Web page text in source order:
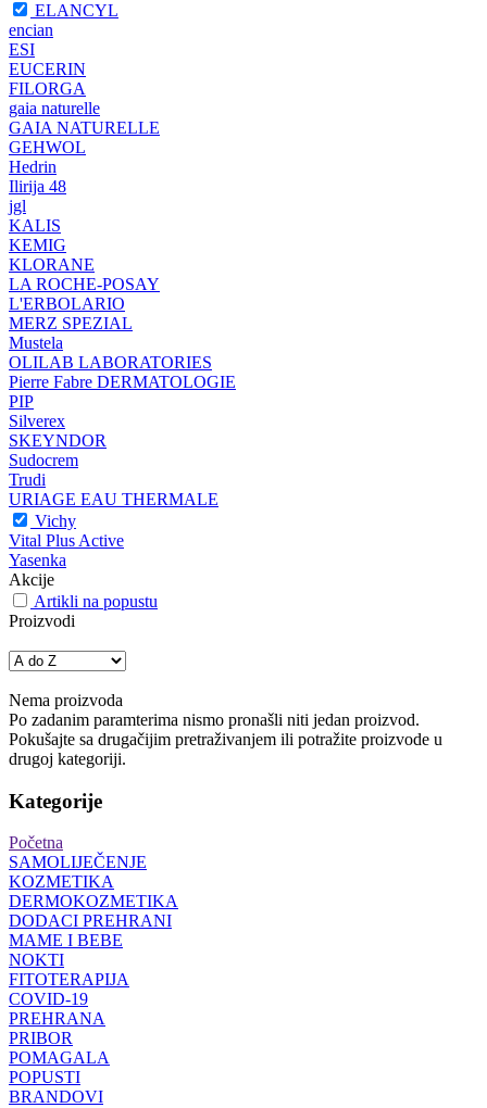
ELANCYL
encian
ESI
EUCERIN
FILORGA
gaia naturelle
GAIA NATURELLE
GEHWOL
Hedrin
Ilirija 48
jgl
KALIS
KEMIG
KLORANE
LA ROCHE-POSAY
L'ERBOLARIO
MERZ SPEZIAL
Mustela
OLILAB LABORATORIES
Pierre Fabre DERMATOLOGIE
PIP
Silverex
SKEYNDOR
Sudocrem
Trudi
URIAGE EAU THERMALE
Vichy
Vital Plus Active
Yasenka
Akcije
Artikli na popustu
Proizvodi
Nema proizvoda
Po zadanim paramterima nismo pronašli niti jedan proizvod.
Pokušajte sa drugačijim pretraživanjem ili potražite proizvode u
drugoj kategoriji.
Kategorije
Početna
SAMOLIJEČENJE
KOZMETIKA
DERMOKOZMETIKA
DODACI PREHRANI
MAME I BEBE
NOKTI
FITOTERAPIJA
COVID-19
PREHRANA
PRIBOR
POMAGALA
POPUSTI
BRANDOVI